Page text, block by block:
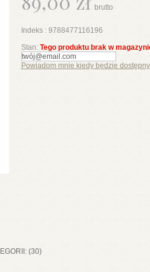
brutto
Indeks : 9788477116196
Stan: Tego produktu brak w
Powiadom mnie kiedy będzie dostępny
(30)